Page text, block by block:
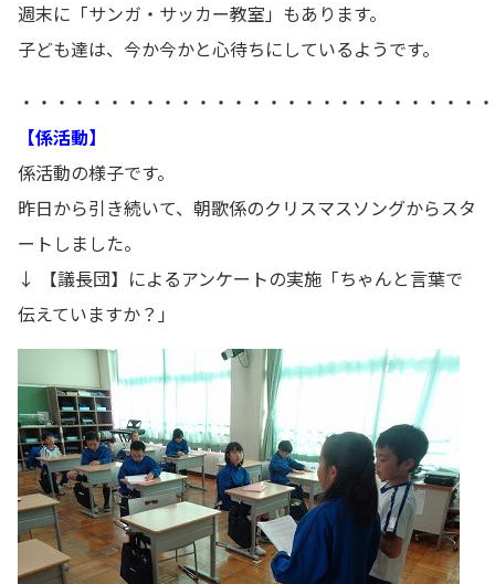
週末に「サンガ・サッカー教室」もあります。
子ども達は、今か今かと心待ちにしているようです。
・・・・・・・・・・・・・・・・・・・・・・・・・・・
【係活動】
係活動の様子です。
昨日から引き続いて、朝歌係のクリスマスソングからスタ
ートしました。
↓ 【議長団】によるアンケートの実施「ちゃんと言葉で
伝えていますか？」